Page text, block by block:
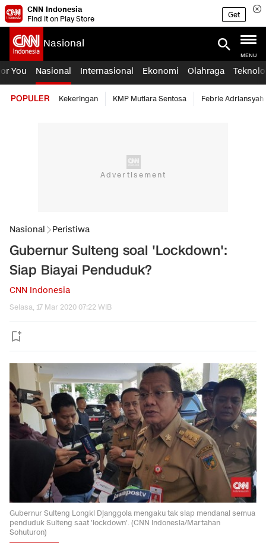
CNN Indonesia
Find it on Play Store
Get
Nasional
MENU
You Nasional Internasional Ekonomi Olahraga
POPULER Kekeringan KMP Mutiara Sentosa Febrie Adriansyah
Nasional Peristiwa
Gubernur Sulteng soal 'Lockdown':
Siap Biayai Penduduk?
CNN Indonesia
Selasa, 17 Mar 2020 07:22 WIB
Gubernur Sulteng Longki Djanggola mengaku tak siap mendanai semua
penduduk Sulteng saat 'lockdown'. (CNN Indonesia/Martahan
Sohuturon)